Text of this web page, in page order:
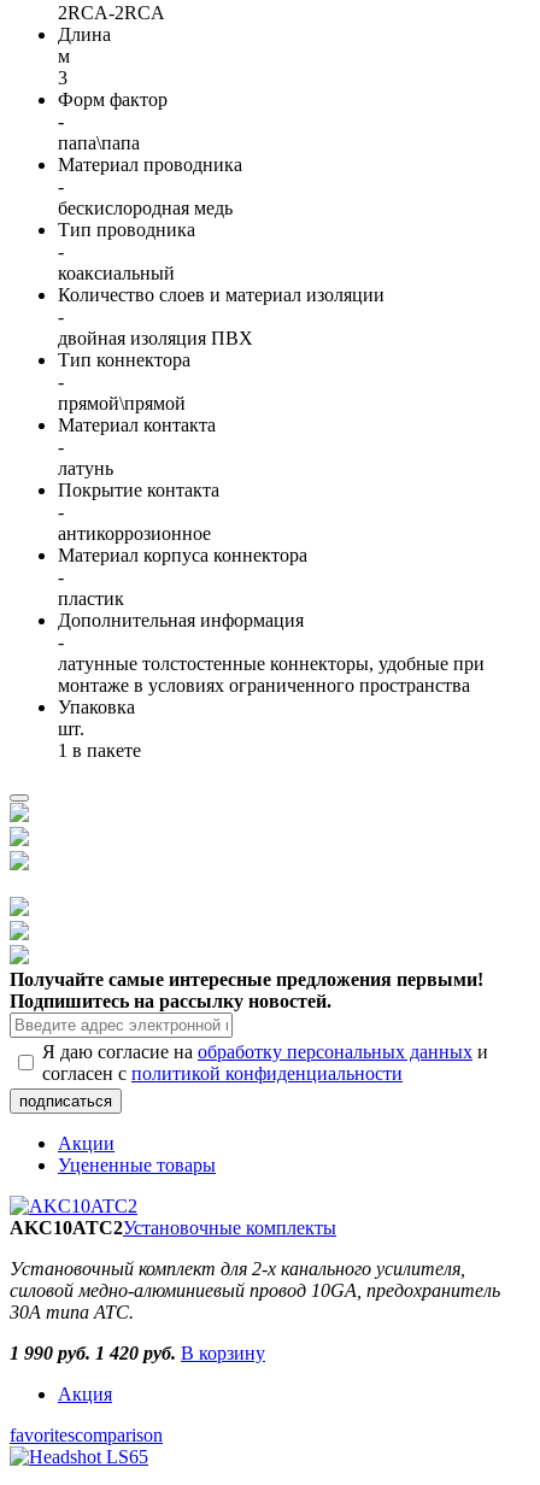
2RCA-2RCA
Длина
м
3
Форм фактор
-
папа\папа
Материал проводника
-
бескислородная медь
Тип проводника
-
коаксиальный
Количество слоев и материал изоляции
-
двойная изоляция ПВХ
Тип коннектора
-
прямой\прямой
Материал контакта
-
латунь
Покрытие контакта
-
антикоррозионное
Материал корпуса коннектора
-
пластик
Дополнительная информация
-
латунные толстостенные коннекторы, удобные при
монтаже в условиях ограниченного пространства
Упаковка
шт.
1 в пакете
Получайте самые интересные предложения первыми!
Подпишитесь на рассылку новостей.
Я даю согласие на обработку персональных данных и
согласен с политикой конфиденциальности
Акции
Уцененные товары
AKC10ATC2Установочные комплекты
Установочный комплект для 2-х канального усилителя,
силовой медно-алюминиевый провод 10GA, предохранитель
30A типа ATC.
1 990 руб. 1 420 руб. В корзину
Акция
favoritescomparison